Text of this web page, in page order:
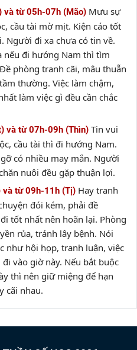
và từ 05h-07h (Mão) Mưu sự
cầu tài mờ mịt. Kiện cáo tốt
Người đi xa chưa có tin về.
nếu đi hướng Nam thì tìm
phòng tranh cãi, mâu thuẫn
thường. Việc làm chậm,
làm việc gì đều cần chắc
và từ 07h-09h (Thìn) Tin vui
cầu tài thì đi hướng Nam.
có nhiều may mắn. Người
nuôi đều gặp thuận lợi.
từ 09h-11h (Tị) Hay tranh
đói kém, phải đề
tốt nhất nên hoãn lại. Phòng
rủa, tránh lây bệnh. Nói
như hội họp, tranh luận, việc
vào giờ này. Nếu bắt buộc
thì nên giữ miệng để hạn
cãi nhau.